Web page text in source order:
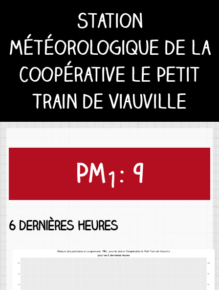
Station
météorologique de la
Coopérative le Petit
Train de Viauville
PM1: 9
6 dernières heures